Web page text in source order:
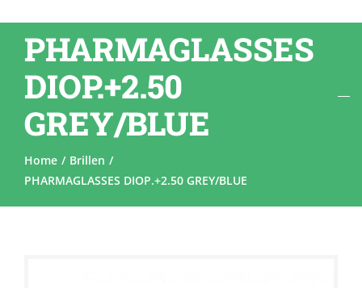
Blog
Diensten
PHARMAGLASSES
DIOP.+2.50
GREY/BLUE
Home
Brillen
PHARMAGLASSES DIOP.+2.50 GREY/BLUE